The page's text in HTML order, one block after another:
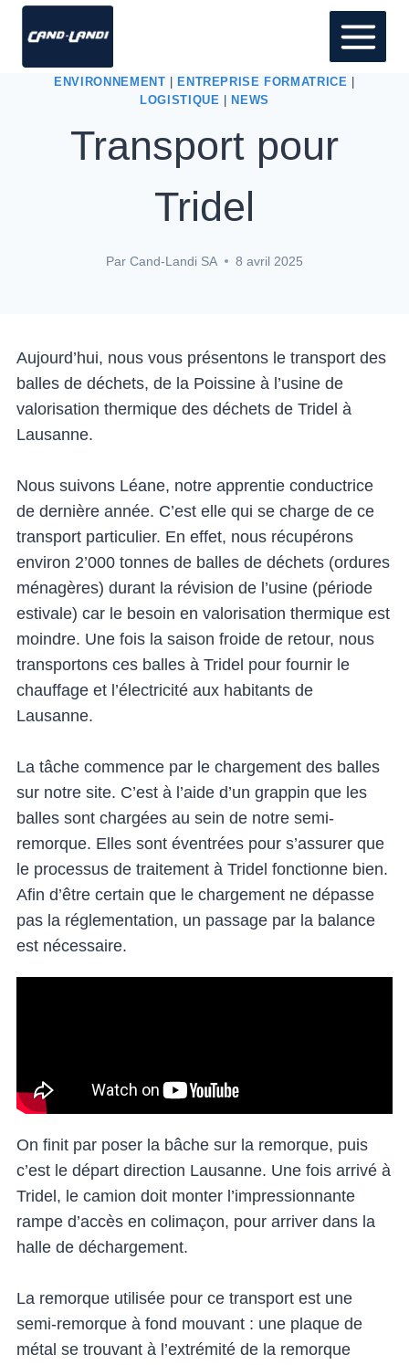
ENVIRONNEMENT ENTREPRISE FORMATRICE
LOGISTIQUE
NEWS
Transport pour
Tridel
Par Cand-Landi SA 8 avril 2025
Aujourd’hui, nous vous présentons le transport des
balles de déchets, de la Poissine à l’usine de
valorisation thermique des déchets de Tridel à
Lausanne.
Nous suivons Léane, notre apprentie conductrice
de dernière année. C’est elle qui se charge de ce
transport particulier. En effet, nous récupérons
environ 2’000 tonnes de balles de déchets (ordures
ménagères) durant la révision de l’usine (période
estivale) car le besoin en valorisation thermique est
moindre. Une fois la saison froide de retour, nous
transportons ces balles à Tridel pour fournir le
chauffage et l’électricité aux habitants de
Lausanne.
La tâche commence par le chargement des balles
sur notre site. C’est à l’aide d’un grappin que les
balles sont chargées au sein de notre semi-
remorque. Elles sont éventrées pour s’assurer que
le processus de traitement à Tridel fonctionne bien.
Afin d’être certain que le chargement ne dépasse
pas la réglementation, un passage par la balance
est nécessaire.
On finit par poser la bâche sur la remorque, puis
c’est le départ direction Lausanne. Une fois arrivé à
Tridel, le camion doit monter l’impressionnante
rampe d’accès en colimaçon, pour arriver dans la
halle de déchargement.
La remorque utilisée pour ce transport est une
semi-remorque à fond mouvant : une plaque de
métal se trouvant à l’extrémité de la remorque